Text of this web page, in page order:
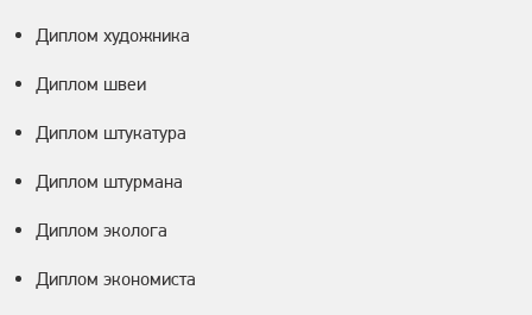
Диплом художника
Диплом швеи
Диплом штукатура
Диплом штурмана
Диплом эколога
Диплом экономиста